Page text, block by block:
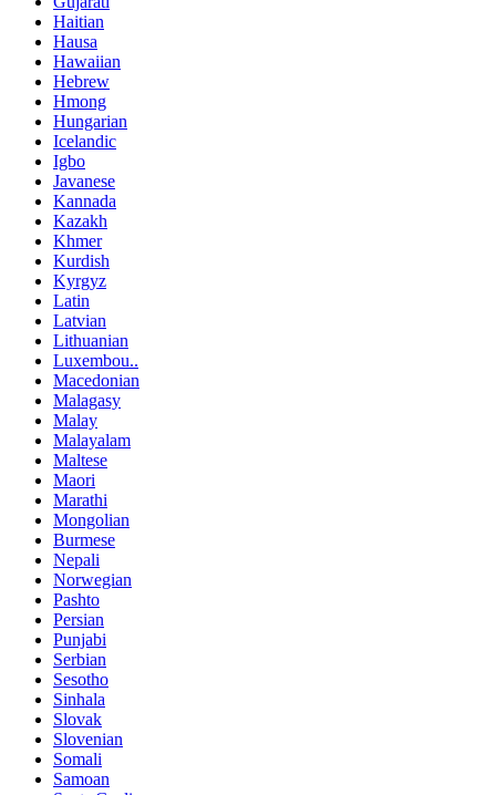
Haitian
Hausa
Hawaiian
Hebrew
Hmong
Hungarian
Icelandic
Igbo
Javanese
Kannada
Kazakh
Khmer
Kurdish
Kyrgyz
Latin
Latvian
Lithuanian
Luxembou..
Macedonian
Malagasy
Malay
Malayalam
Maltese
Maori
Marathi
Mongolian
Burmese
Nepali
Norwegian
Pashto
Persian
Punjabi
Serbian
Sesotho
Sinhala
Slovak
Slovenian
Somali
Samoan